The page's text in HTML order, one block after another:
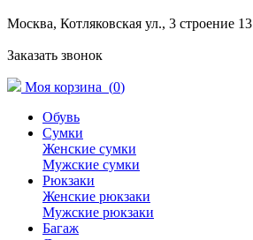
Москва, Котляковская ул., 3 строение 13
Заказать звонок
Моя корзина (0)
Обувь
Сумки
Женские сумки
Мужские сумки
Рюкзаки
Женские рюкзаки
Мужские рюкзаки
Багаж